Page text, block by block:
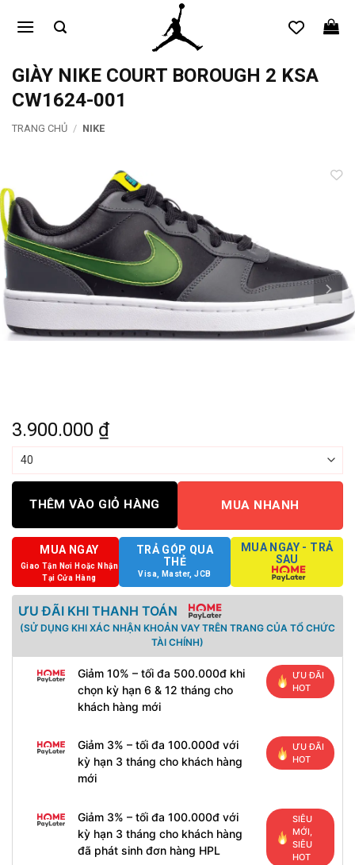
qua
dungGIÀY NIKE COURT BOROUGH 2 KSA
CW1624-001
TRANG CHỦ / NIKE
3.900.000 ₫
THÊM VÀO GIỎ HÀNG MUA NHANH
MUA NGAY
Giao Tận Nơi Hoặc Nhận
Tại Cửa Hàng
TRẢ GÓP QUA
THẺ
Visa, Master, JCB
MUA NGAY - TRẢ
SAU
ƯU ĐÃI KHI THANH TOÁN
(SỬ DỤNG KHI XÁC NHẬN KHOẢN VAY TRÊN TRANG CỦA TỔ CHỨC
TÀI CHÍNH)
Giảm 10% – tối đa 500.000đ khi
chọn kỳ hạn 6 & 12 tháng cho
khách hàng mới
ƯU ĐÃI
HOT
Giảm 3% – tối đa 100.000đ với
kỳ hạn 3 tháng cho khách hàng
mới
ƯU ĐÃI
HOT
Giảm 3% – tối đa 100.000đ với
kỳ hạn 3 tháng cho khách hàng
đã phát sinh đơn hàng HPL
SIÊU
MỚI,
SIÊU
HOT